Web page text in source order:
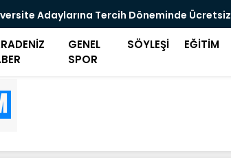
Adaylarına Tercih Döneminde Ücretsiz
GENEL
SPOR
SÖYLEŞİ EĞİTİM